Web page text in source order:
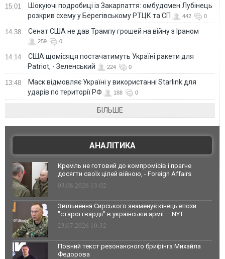
15:01
Шокуючі подробиці із Закарпаття: омбудсмен Лубінець
розкрив схему у Берегівському РТЦК та СП
442 0
14:38 Сенат США не дав Трампу грошей на війну з Іраном
259 0
14:14
США щомісяця постачатимуть Україні ракети для
Patriot, - Зеленський
224 0
13:48
Маск відмовляє Україні у використанні Starlink для
ударів по території РФ
188 0
БІЛЬШЕ
АНАЛІТИКА
Кремль не готовий до компромісів і прагне
досягти своїх цілей війною, - Foreign Affairs
03.08.2026 13:02
Звільнення Сирського знаменує кінець епохи
"старої гвардії" в українській армії — NYT
23.07.2026 10:32
Повний текст резонансного брифінга Михайла
Федорова